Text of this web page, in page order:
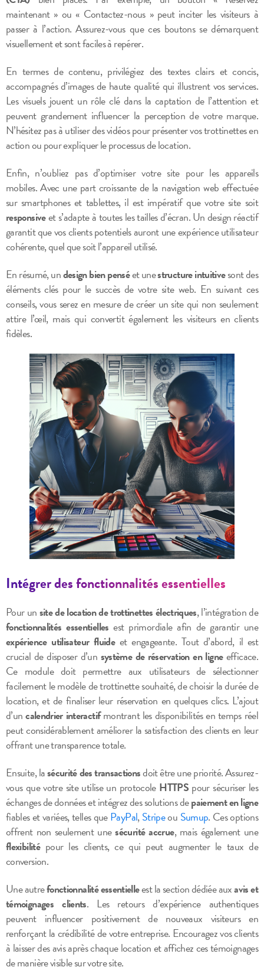
maintenant » ou « Contactez-nous » peut inciter les visiteurs à
passer à l’action. Assurez-vous que ces boutons se démarquent
visuellement et sont faciles à repérer.
En termes de contenu, privilégiez des textes clairs et concis,
accompagnés d’images de haute qualité qui illustrent vos services.
Les visuels jouent un rôle clé dans la captation de l’attention et
peuvent grandement influencer la perception de votre marque.
N’hésitez pas à utiliser des vidéos pour présenter vos trottinettes en
action ou pour expliquer le processus de location.
Enfin, n’oubliez pas d’optimiser votre site pour les appareils
mobiles. Avec une part croissante de la navigation web effectuée
sur smartphones et tablettes, il est impératif que votre site soit
responsiveet s’adapte à toutes les tailles d’écran. Un design réactif
garantit que vos clients potentiels auront une expérience utilisateur
cohérente, quel que soit l’appareil utilisé.
En résumé, undesign bien penséet unestructure intuitivesont des
éléments clés pour le succès de votre site web. En suivant ces
conseils, vous serez en mesure de créer un site qui non seulement
attire l’œil, mais qui convertit également les visiteurs en clients
fidèles.
Intégrer des fonctionnalités essentielles
Pour unsite de location de trottinettes électriques, l’intégration de
fonctionnalités essentielles est primordiale afin de garantir une
expérience utilisateur fluideet engageante. Tout d’abord, il est
crucial de disposer d’un système de réservation en ligneefficace.
Ce module doit permettre aux utilisateurs de sélectionner
facilement le modèle de trottinette souhaité, de choisir la durée de
location, et de finaliser leur réservation en quelques clics. L’ajout
d’uncalendrier interactifmontrant les disponibilités en temps réel
peut considérablement améliorer la satisfaction des clients en leur
offrant une transparence totale.
Ensuite, lasécurité des transactionsdoit être une priorité. Assurez-
vous que votre site utilise un protocole HTTPSpour sécuriser les
échanges de données et intégrez des solutions depaiement en ligne
fiables et variées, telles quePayPal,Stripeou Sumup. Ces options
offrent non seulement unesécurité accrue, mais également une
flexibilitépour les clients, ce qui peut augmenter le taux de
conversion.
Une autrefonctionnalité essentielleest la section dédiée auxavis et
témoignages clients. Les retours d’expérience authentiques
peuvent influencer positivement de nouveaux visiteurs en
renforçant la crédibilité de votre entreprise. Encouragez vos clients
à laisser des avis après chaque location et affichez ces témoignages
de manière visible sur votre site.